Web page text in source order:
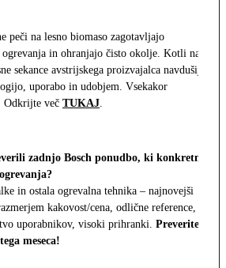
peči na lesno biomaso zagotavljajo
in ohranjajo čisto okolje. Kotli na
sekance avstrijskega proizvajalca navdušijo
uporabo in udobjem. Vsekakor
Odkrijte več TUKAJ.
zadnjo Bosch ponudbo, ki konkretno
in ostala ogrevalna tehnika – najnovejši
kakovost/cena, odlične reference,
uporabnikov, visoki prihranki. Preverite
meseca!